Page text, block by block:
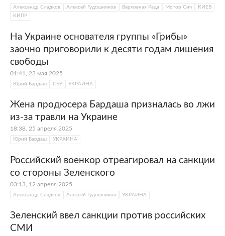
Александр Сладков Алексей Гудошников Верховная Рада Мотор Сич
КИЕВ
КИПР
На Украине основателя группы «Грибы»
заочно приговорили к десяти годам лишения
свободы
01:41, 23 мая 2025
Юрий Бардаш СБУ УКРАИНА
Жена продюсера Бардаша призналась во лжи
из-за травли на Украине
18:38, 25 апреля 2025
Юрий Бардаш УКРАИНА
Российский военкор отреагировал на санкции
со стороны Зеленского
03:13, 12 апреля 2025
Александр Сладков Алексей Гудошников УКРАИНА
Зеленский ввел санкции против российских
СМИ